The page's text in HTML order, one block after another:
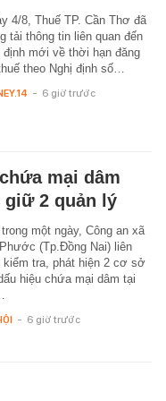
4/8, Thuế TP. Cần Thơ đã
tải thông tin liên quan đến
định mới về thời hạn đăng
theo Nghị định số…
- 6 giờ trước
mại dâm
giữ 2 quản lý
một ngày, Công an xã
(Tp.Đồng Nai) liên
kiểm tra, phát hiện 2 cơ sở
hiệu chứa mại dâm tại
- 6 giờ trước